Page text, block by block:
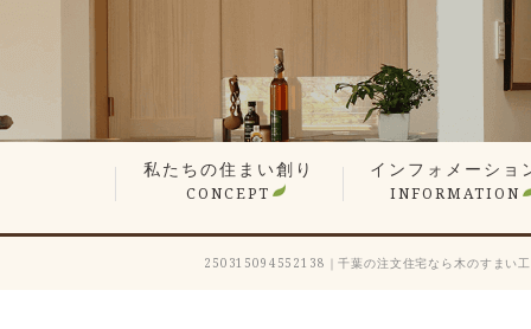
私たちの住まい創り
CONCEPT
無垢材や漆喰の自然素材
平屋でも最上の構造計算
現場検査で信頼の品質
想い叶えるデザイン・設計
暮らしを楽しむ、遊び心の家
性能が支える心地よさ
何世代も住み継ぐ木の家
価格へのこだわり
家づくりステップ
インフォメーショ
INFORMATION
見学会・イベント情
営業エリア
新着情報
スタッフ紹介
会長ブログ
社長ブログ
スタッフブログ
お客様の声
業者会「ふくろう会
プレスリリース
採用情報
250315094552138｜千葉の注文住宅なら木のすまい